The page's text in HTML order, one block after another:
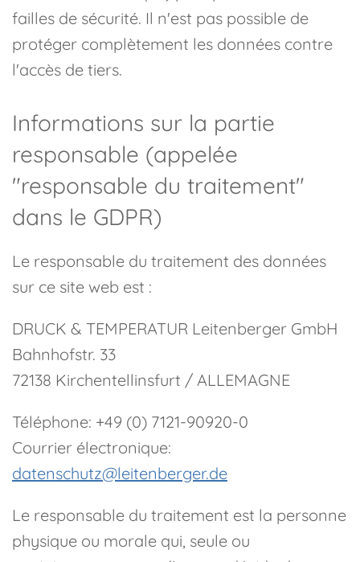
failles de sécurité. Il n'est pas possible de
protéger complètement les données contre
l'accès de tiers.
Informations sur la partie
responsable (appelée
"responsable du traitement"
dans le GDPR)
Le responsable du traitement des données
sur ce site web est :
DRUCK & TEMPERATUR Leitenberger GmbH
Bahnhofstr. 33
72138 Kirchentellinsfurt / ALLEMAGNE
Téléphone: +49 (0) 7121-90920-0
Courrier électronique:
datenschutz@leitenberger.de
Le responsable du traitement est la personne
physique ou morale qui, seule ou